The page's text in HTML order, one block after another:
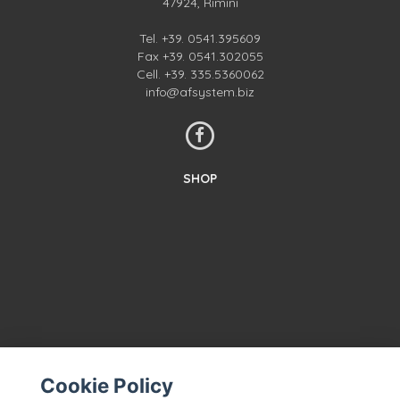
Tel. +39. 0541.395609
Fax +39. 0541.302055
Cell. +39. 335.5360062
info@afsystem.biz
SHOP
GESCHÄFTSBEDINGUNGEN
Cookie Policy